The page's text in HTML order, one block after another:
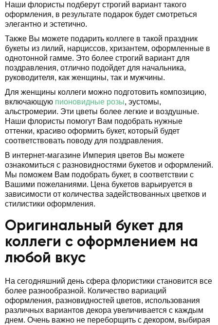
Наши флористы подберут строгий вариант такого
оформления, в результате подарок будет смотреться
элегантно и эстетично.
Также Вы можете подарить коллеге в такой праздник
букеты из лилий, нарциссов, хризантем, оформленные в
однотонной гамме. Это более строгий вариант для
поздравления, отлично подойдет для начальника,
руководителя, как женщины, так и мужчины.
Для женщины коллеги можно подготовить композицию,
включающую пионовидные розы, эустомы,
альстромерии. Эти цветы более легкие и воздушные.
Наши флористы помогут Вам подобрать нужные
оттенки, красиво оформить букет, который будет
соответствовать поводу для поздравления.
В интернет-магазине Империя цветов Вы можете
ознакомиться с разновидностями букетов и оформлений.
Мы поможем Вам подобрать букет, в соответствии с
Вашими пожеланиями. Цена букетов варьируется в
зависимости от количества задействованных цветков и
стилистики оформления.
Оригинальный букет для
коллеги с оформлением на
любой вкус
На сегодняшний день сфера флористики становится все
более разнообразной. Количество вариаций
оформления, разновидностей цветов, использования
различных вариантов декора увеличивается с каждым
днем. Очень важно не переборщить с декором, выбирая